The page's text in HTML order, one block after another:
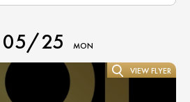
05/25 MON
VIEW FLYER